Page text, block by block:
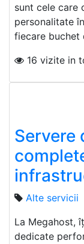
sunt cele care
personalitate
fiecare buchet
16 vizite in
Servere
Alte servicii
La Megahost,
dedicate